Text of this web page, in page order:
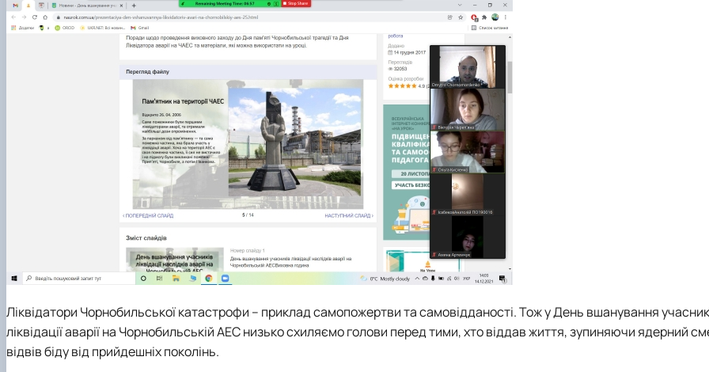
Ліквідатори Чорнобильської катастрофи – приклад самопожертви та самовідданості. Тож у День вшанування
ліквідації аварії на Чорнобильській АЕС низько схиляємо голови перед тими, хто віддав життя, зупиняючи ядерний
відвів біду від прийдешніх поколінь.